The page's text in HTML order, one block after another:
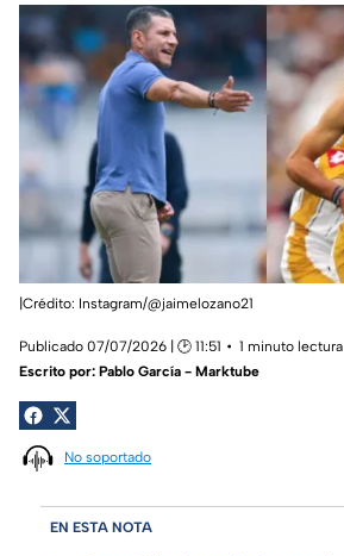
|Crédito: Instagram/@jaimelozano21
Publicado 07/07/2026 | 🕑 11:51
1 minuto lectura
Escrito por: Pablo García - Marktube
No soportado
EN ESTA NOTA